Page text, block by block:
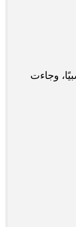
وجاءت